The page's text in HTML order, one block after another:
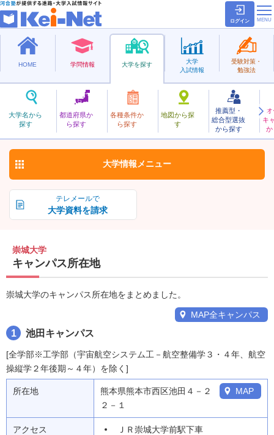
ログイン
HOME 学問情報 大学を探す
大学名から
探す
都道府県か
ら探す
各種条件か
ら探す
地図から探
す
推薦型・
総合型選抜
から探す
キ
か
大学
入試情報
受験対策・
勉強法
私立
そうじょう
崇城大学 お気に入り
テレメールで
大学資料を請求
大学情報 メニュー
崇城大学
キャンパス所在地
崇城大学のキャンパス所在地をまとめました。
MAP全キャンパス
1 池田キャンパス
[全学部※工学部（宇宙航空システム工－航空整備学３・４年、航空
操縦学２年後期～４年）を除く]
所在地
熊本県熊本市西区池田４－２
２－１
MAP
アクセス ＪＲ崇城大学前駅下車